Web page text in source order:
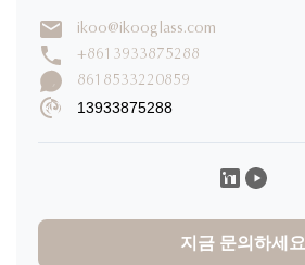
ikoo@ikooglass.com
+8613933875288
8618533220859
13933875288
지금 문의하세요